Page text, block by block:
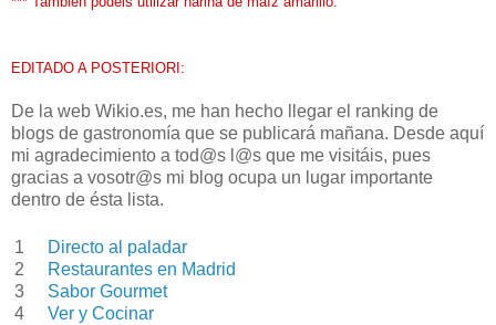
EDITADO A POSTERIORI:
De la web Wikio.es, me han hecho llegar el ranking de
blogs de gastronomía que se publicará mañana. Desde aquí
mi agradecimiento a tod@s l@s que me visitáis, pues
gracias a vosotr@s mi blog ocupa un lugar importante
dentro de ésta lista.
1
Directo al paladar
2
Restaurantes en Madrid
3
Sabor Gourmet
4
Ver y Cocinar